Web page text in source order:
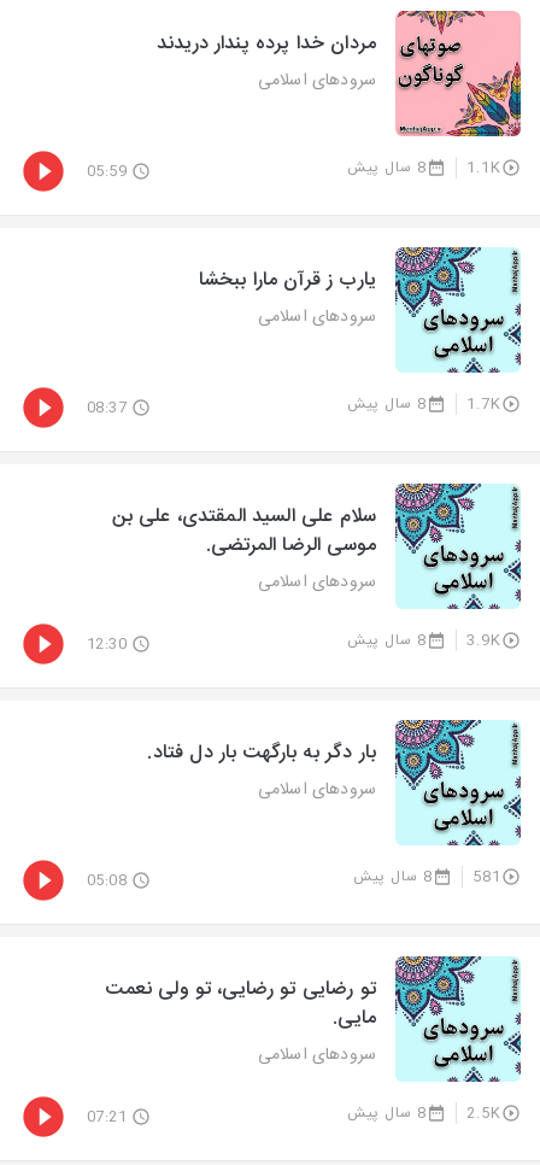
مردان خدا پرده پندار دریدند
سرودهای اسلامی
1.1K 8 سال پیش 05:59
یارب ز قرآن مارا ببخشا
سرودهای اسلامی
1.7K 8 سال پیش 08:37
سلام علی السید المقتدی، علی بن
موسی الرضا المرتضی.
سرودهای اسلامی
3.9K 8 سال پیش 12:30
بار دگر به بارگهت بار دل فتاد.
سرودهای اسلامی
581 8 سال پیش 05:08
تو رضایی تو رضایی، تو ولی نعمت
مایی.
سرودهای اسلامی
2.5K 8 سال پیش 07:21